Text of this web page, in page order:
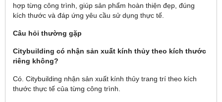
hợp từng công trình, giúp sản phẩm hoàn thiện đẹp, đúng
kích thước và đáp ứng yêu cầu sử dụng thực tế.
Câu hỏi thường gặp
Citybuilding có nhận sản xuất kính thủy theo kích thước
riêng không?
Có. Citybuilding nhận sản xuất kính thủy trang trí theo kích
thước thực tế của từng công trình.